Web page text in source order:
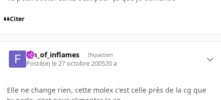
Citer
fan_of_inflames INpactien
Posté(e) le 27 octobre 200520 a
Elle ne change rien, cette molex c'est celle près de la cg que